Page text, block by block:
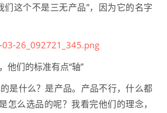
们这个不是三无产品”，因为它的名字
他们的标准有点“轴”
是什么？是产品。产品不行，什么都
怎么选品的呢？我看完他们的理念，